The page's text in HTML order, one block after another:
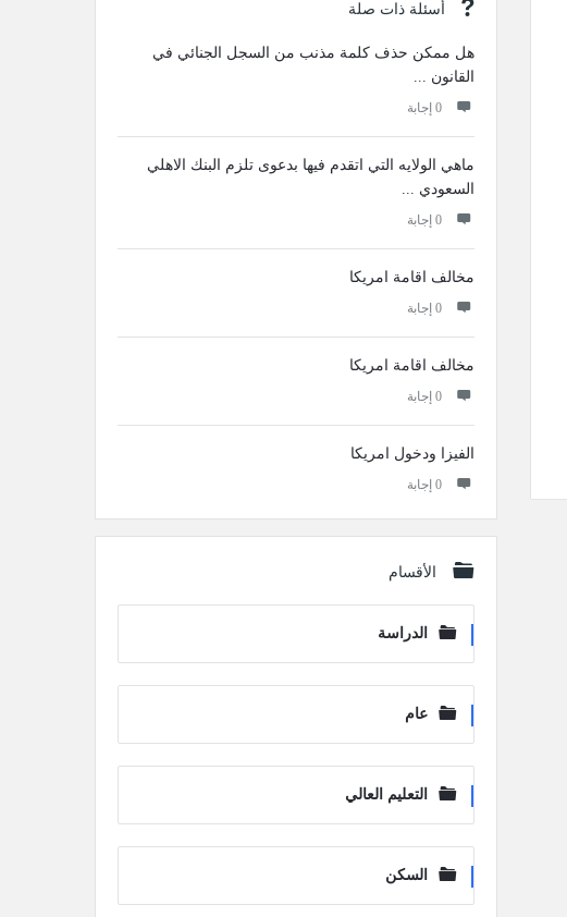
أسئلة ذات صلة
هل ممكن حذف كلمة مذنب من السجل الجنائي في
القانون ...
‫0 إجابة
ماهي الولايه التي اتقدم فيها بدعوى تلزم البنك الاهلي
السعودي ...
‫0 إجابة
مخالف اقامة امريكا
‫0 إجابة
مخالف اقامة امريكا
‫0 إجابة
الفيزا ودخول امريكا
‫0 إجابة
الأقسام
الدراسة
عام
التعليم العالي
السكن